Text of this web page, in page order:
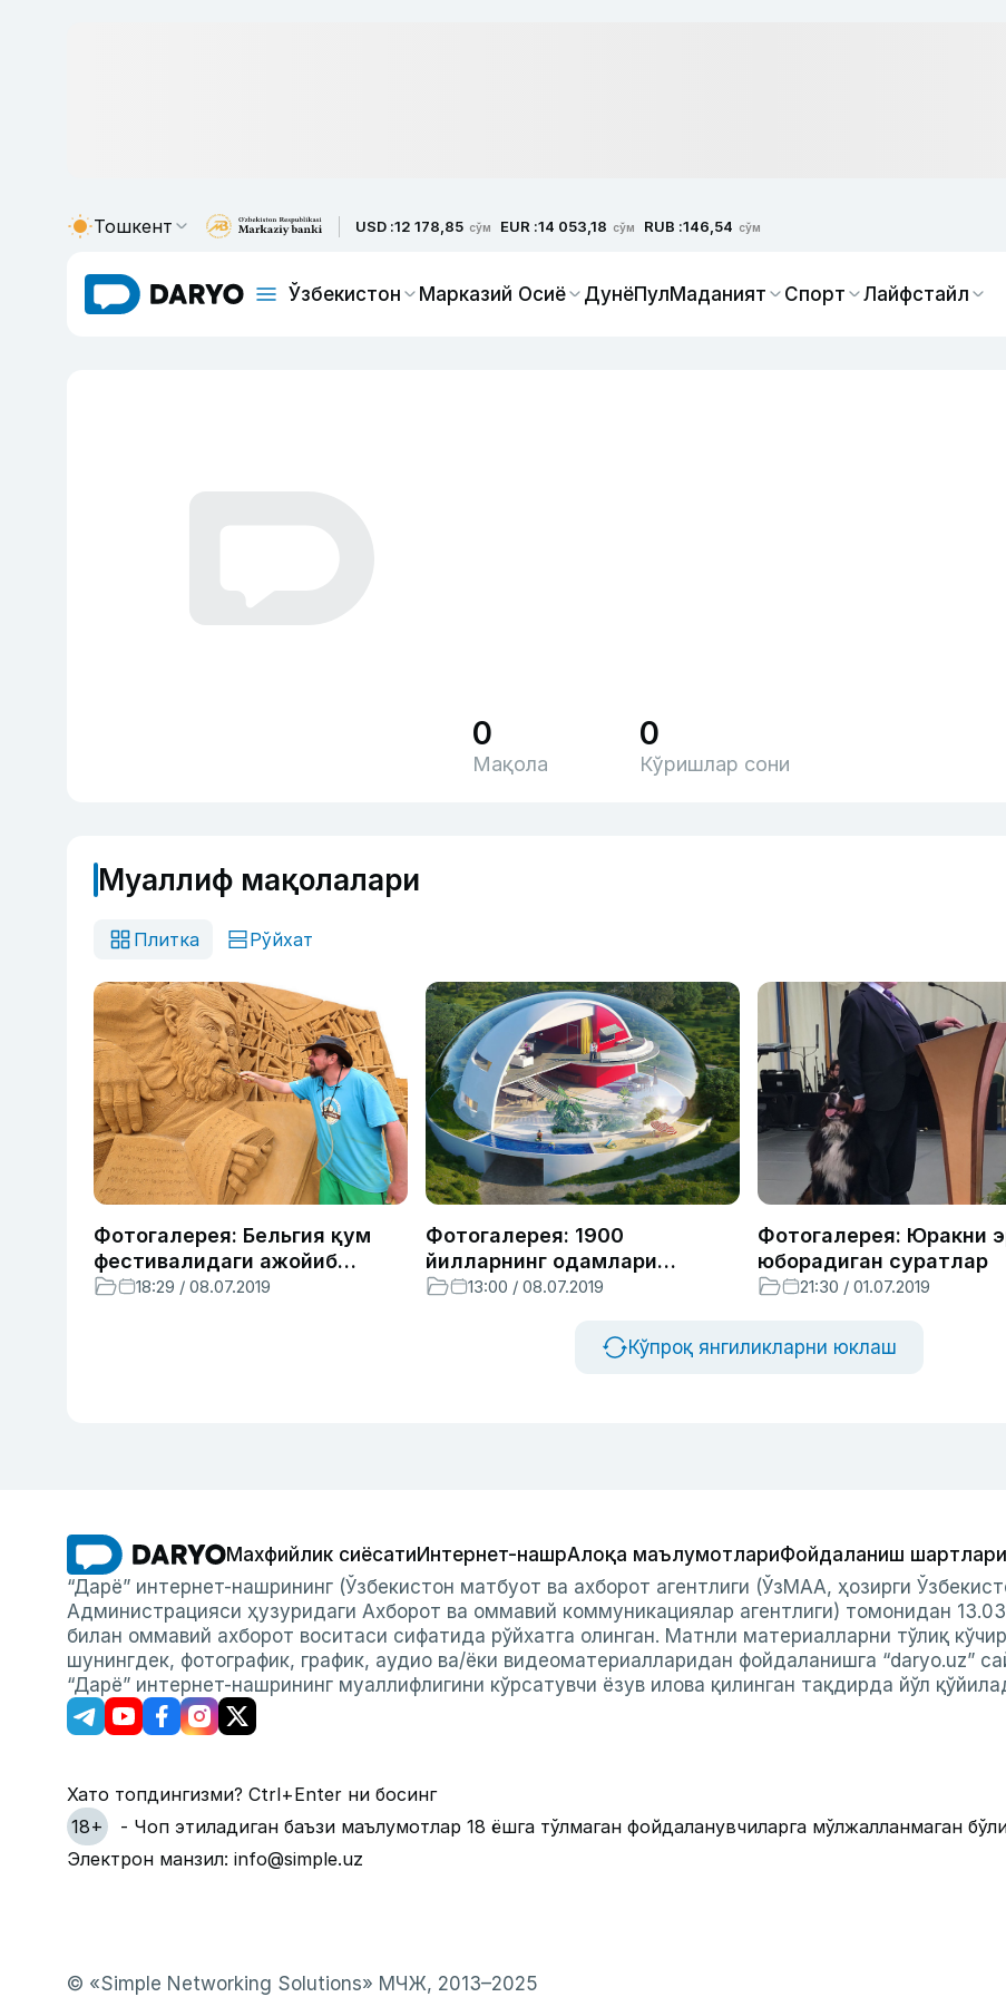
Тошкент USD :12 178,85 сўм EUR :14 053,18 сўм RUB :146,54 сўм
Ўзбекистон Марказий Осиё ДунёПулМаданият Спорт Лайфстайл
0
Мақола
0
Кўришлар сони
Муаллиф мақолалари
Плитка Рўйхат
Фотогалерея: Бельгия қум
фестивалидаги ажойиб
ҳайкалтарошлик намуналари
18:29 / 08.07.2019
Фотогалерея: 1900
йилларнинг одамлари
замонавий уйларни қандай
13:00 / 08.07.2019
Фотогалерея: Юракни
юборадиган суратлар
21:30 / 01.07.2019
Кўпроқ янгиликларни юклаш
Махфийлик сиёсатиИнтернет-нашрАлоқа маълумотлариФойдаланиш шартлари
“Дарё” интернет-нашрининг (Ўзбекистон матбуот ва ахборот агентлиги (ЎзМАА, ҳозирги
Администрацияси ҳузуридаги Ахборот ва оммавий коммуникациялар агентлиги) томонидан
билан оммавий ахборот воситаси сифатида рўйхатга олинган. Матнли материалларни тўлиқ
шунингдек, фотографик, график, аудио ва/ёки видеоматериалларидан фойдаланишга “daryo.uz”
“Дарё” интернет-нашрининг муаллифлигини кўрсатувчи ёзув илова қилинган тақдирда йўл
Хато топдингизми? Ctrl+Enter ни босинг
18+
- Чоп этиладиган баъзи маълумотлар 18 ёшга тўлмаган фойдаланувчиларга мўлжалланмаган
Электрон манзил: info@simple.uz
© «Simple Networking Solutions» МЧЖ, 2013–2025